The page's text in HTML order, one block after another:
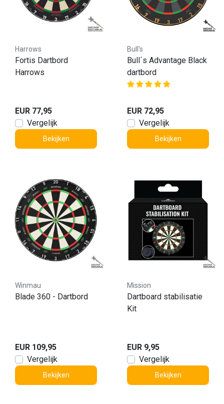
Harrows
Fortis Dartbord
Harrows
EUR 77,95
Vergelijk
Bekijken
Bull's
Bull´s Advantage Black
dartbord
EUR 72,95
Vergelijk
Bekijken
Winmau
Blade 360 - Dartbord
EUR 109,95
Vergelijk
Bekijken
Mission
Dartboard stabilisatie
Kit
EUR 9,95
Vergelijk
Bekijken